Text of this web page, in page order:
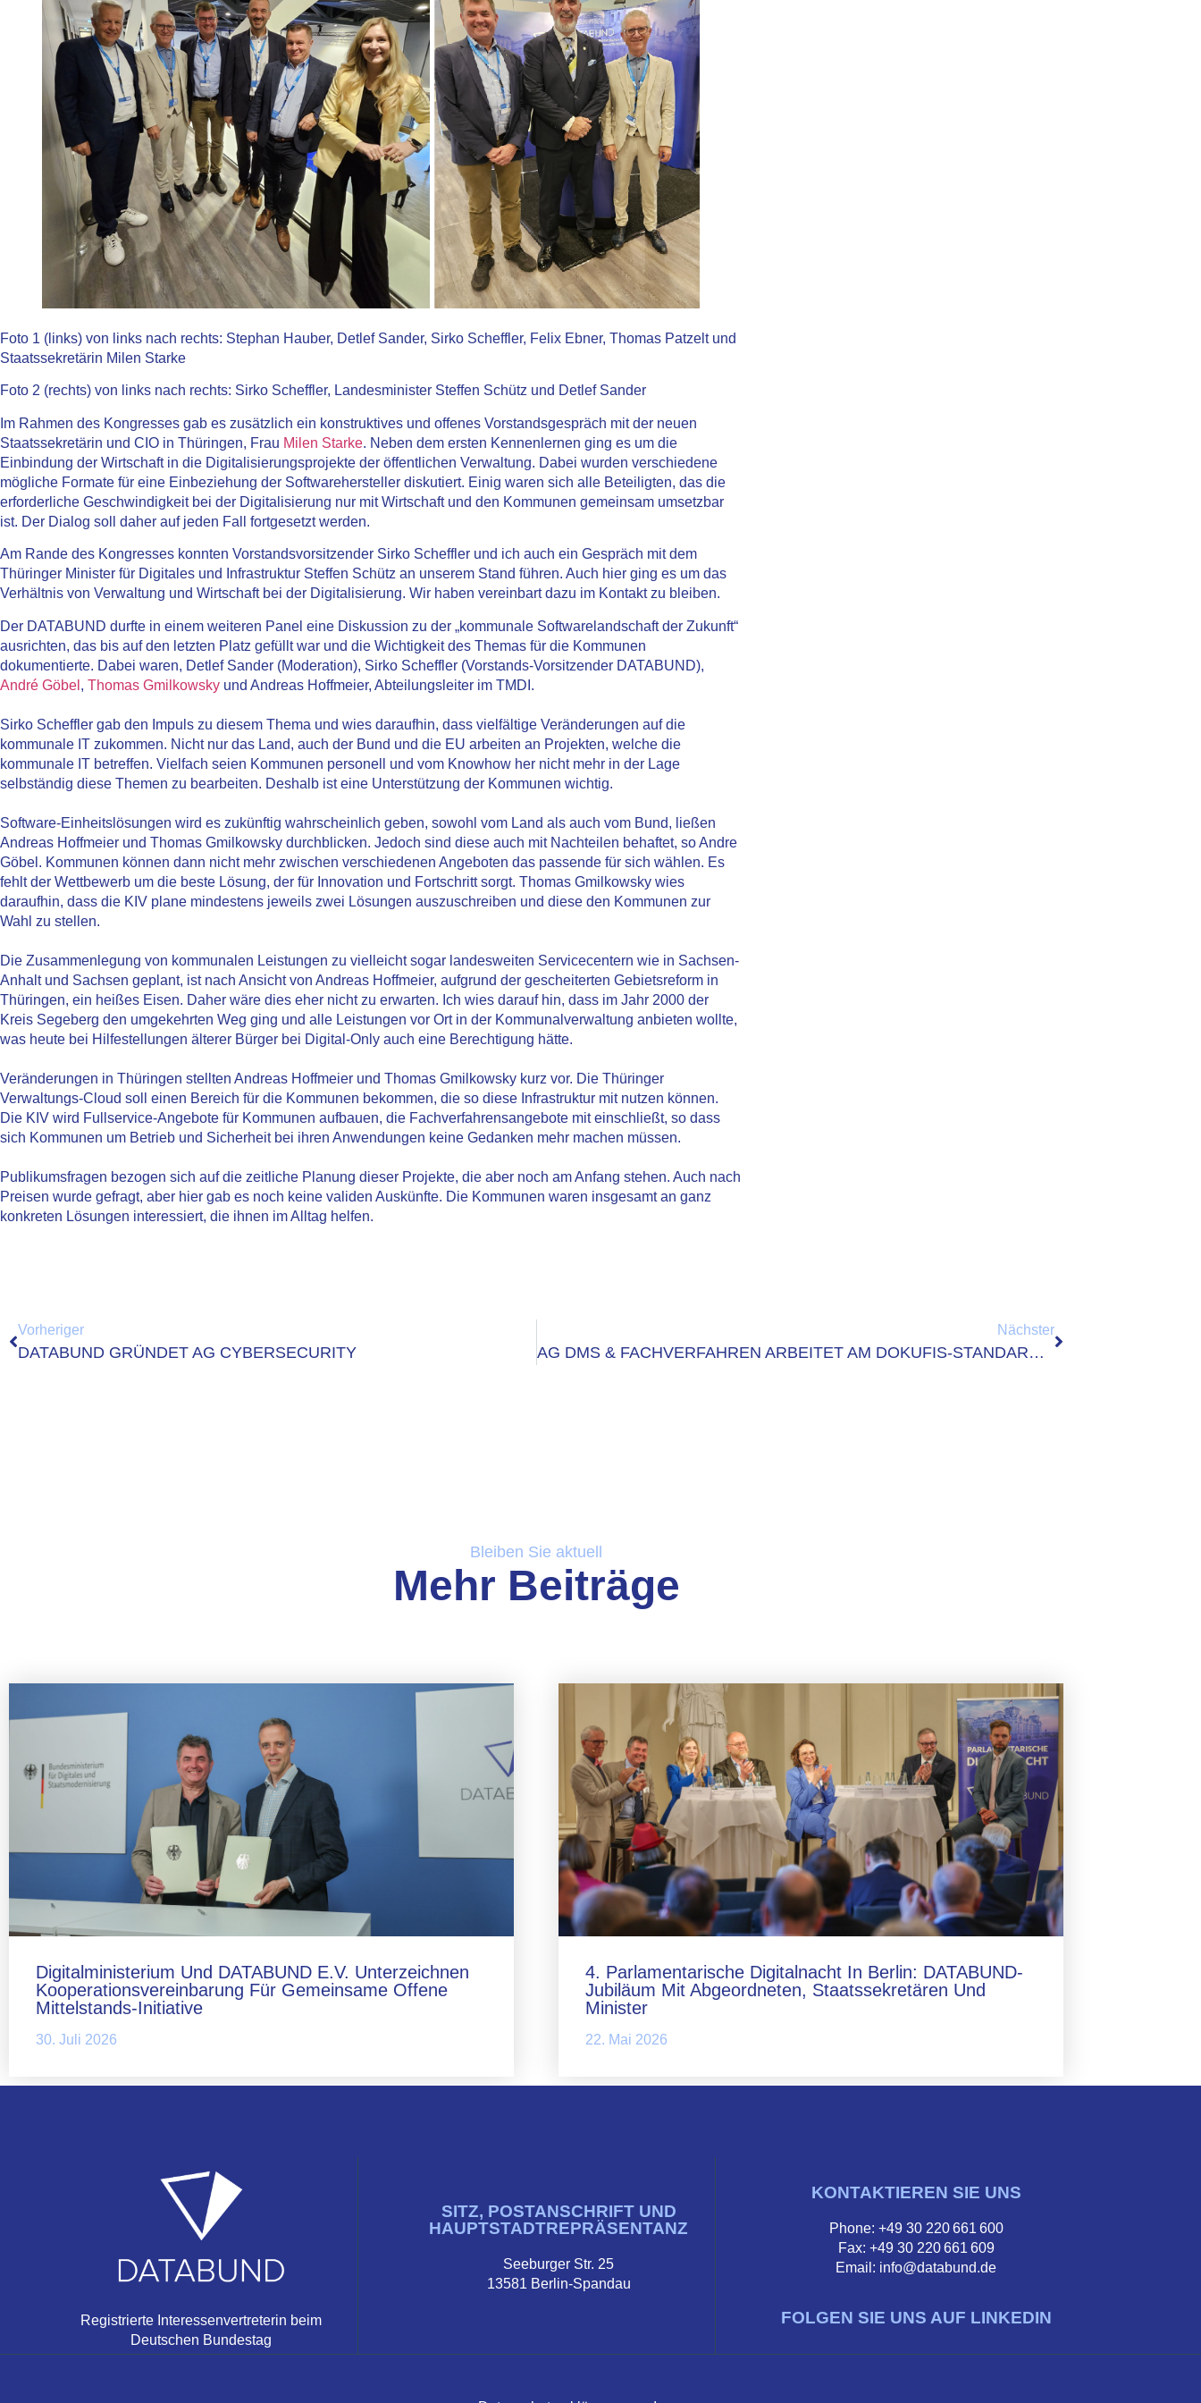
Foto 1 (links) von links nach rechts: Stephan Hauber, Detlef Sander, Sirko Scheffler, Felix Ebner, Thomas Patzelt und
Staatssekretärin Milen Starke
Foto 2 (rechts) von links nach rechts: Sirko Scheffler, Landesminister Steffen Schütz und Detlef Sander
Im Rahmen des Kongresses gab es zusätzlich ein konstruktives und offenes Vorstandsgespräch mit der neuen
Staatssekretärin und CIO in Thüringen, Frau Milen Starke. Neben dem ersten Kennenlernen ging es um die
Einbindung der Wirtschaft in die Digitalisierungsprojekte der öffentlichen Verwaltung. Dabei wurden verschiedene
mögliche Formate für eine Einbeziehung der Softwarehersteller diskutiert. Einig waren sich alle Beteiligten, das die
erforderliche Geschwindigkeit bei der Digitalisierung nur mit Wirtschaft und den Kommunen gemeinsam umsetzbar
ist. Der Dialog soll daher auf jeden Fall fortgesetzt werden.
Am Rande des Kongresses konnten Vorstandsvorsitzender Sirko Scheffler und ich auch ein Gespräch mit dem
Thüringer Minister für Digitales und Infrastruktur Steffen Schütz an unserem Stand führen. Auch hier ging es um das
Verhältnis von Verwaltung und Wirtschaft bei der Digitalisierung. Wir haben vereinbart dazu im Kontakt zu bleiben.
Der DATABUND durfte in einem weiteren Panel eine Diskussion zu der „kommunale Softwarelandschaft der Zukunft“
ausrichten, das bis auf den letzten Platz gefüllt war und die Wichtigkeit des Themas für die Kommunen
dokumentierte. Dabei waren, Detlef Sander (Moderation), Sirko Scheffler (Vorstands-Vorsitzender DATABUND),
André Göbel , Thomas Gmilkowsky und Andreas Hoffmeier, Abteilungsleiter im TMDI.
Sirko Scheffler gab den Impuls zu diesem Thema und wies daraufhin, dass vielfältige Veränderungen auf die
kommunale IT zukommen. Nicht nur das Land, auch der Bund und die EU arbeiten an Projekten, welche die
kommunale IT betreffen. Vielfach seien Kommunen personell und vom Knowhow her nicht mehr in der Lage
selbständig diese Themen zu bearbeiten. Deshalb ist eine Unterstützung der Kommunen wichtig.
Software-Einheitslösungen wird es zukünftig wahrscheinlich geben, sowohl vom Land als auch vom Bund, ließen
Andreas Hoffmeier und Thomas Gmilkowsky durchblicken. Jedoch sind diese auch mit Nachteilen behaftet, so Andre
Göbel. Kommunen können dann nicht mehr zwischen verschiedenen Angeboten das passende für sich wählen. Es
fehlt der Wettbewerb um die beste Lösung, der für Innovation und Fortschritt sorgt. Thomas Gmilkowsky wies
daraufhin, dass die KIV plane mindestens jeweils zwei Lösungen auszuschreiben und diese den Kommunen zur
Wahl zu stellen.
Die Zusammenlegung von kommunalen Leistungen zu vielleicht sogar landesweiten Servicecentern wie in Sachsen-
Anhalt und Sachsen geplant, ist nach Ansicht von Andreas Hoffmeier, aufgrund der gescheiterten Gebietsreform in
Thüringen, ein heißes Eisen. Daher wäre dies eher nicht zu erwarten. Ich wies darauf hin, dass im Jahr 2000 der
Kreis Segeberg den umgekehrten Weg ging und alle Leistungen vor Ort in der Kommunalverwaltung anbieten wollte,
was heute bei Hilfestellungen älterer Bürger bei Digital-Only auch eine Berechtigung hätte.
Veränderungen in Thüringen stellten Andreas Hoffmeier und Thomas Gmilkowsky kurz vor. Die Thüringer
Verwaltungs-Cloud soll einen Bereich für die Kommunen bekommen, die so diese Infrastruktur mit nutzen können.
Die KIV wird Fullservice-Angebote für Kommunen aufbauen, die Fachverfahrensangebote mit einschließt, so dass
sich Kommunen um Betrieb und Sicherheit bei ihren Anwendungen keine Gedanken mehr machen müssen.
Publikumsfragen bezogen sich auf die zeitliche Planung dieser Projekte, die aber noch am Anfang stehen. Auch nach
Preisen wurde gefragt, aber hier gab es noch keine validen Auskünfte. Die Kommunen waren insgesamt an ganz
konkreten Lösungen interessiert, die ihnen im Alltag helfen.
Vorheriger
DATABUND GRÜNDET AG CYBERSECURITY
Nächster
AG DMS & FACHVERFAHREN ARBEITET AM DOKUFIS-STANDARD 2.0
Bleiben Sie aktuell
Mehr Beiträge
Digitalministerium Und DATABUND E.V. Unterzeichnen
Kooperationsvereinbarung Für Gemeinsame Offene
Mittelstands-Initiative
30. Juli 2026
4. Parlamentarische Digitalnacht In Berlin: DATABUND-
Jubiläum Mit Abgeordneten, Staatssekretären Und
Minister
22. Mai 2026
Registrierte Interessenvertreterin beim
Deutschen Bundestag
SITZ, POSTANSCHRIFT UND
HAUPTSTADTREPRÄSENTANZ
Seeburger Str. 25
13581 Berlin-Spandau
KONTAKTIEREN SIE UNS
Phone: +49 30 220 661 600
Fax: +49 30 220 661 609
Email: info@databund.de
FOLGEN SIE UNS AUF LINKEDIN